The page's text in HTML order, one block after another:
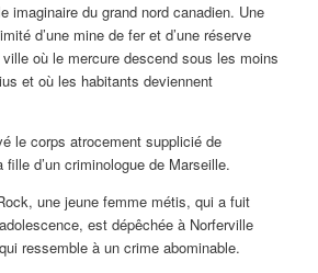
imaginaire du grand nord canadien. Une
d’une mine de fer et d’une réserve
où le mercure descend sous les moins
et où les habitants deviennent
le corps atrocement supplicié de
fille d’un criminologue de Marseille.
une jeune femme métis, qui a fuit
est dépêchée à Norferville
ressemble à un crime abominable.